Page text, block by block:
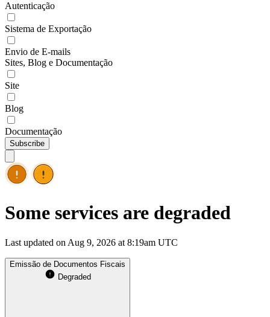
Autenticação
Sistema de Exportação
Envio de E-mails
Sites, Blog e Documentação
Site
Blog
Documentação
Subscribe
Some services are degraded
Last updated on Aug 9, 2026 at 8:19am UTC
Emissão de Documentos Fiscais
Degraded